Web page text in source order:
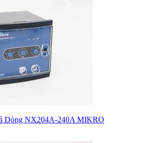
Dòng NX204A-240A MIKRO